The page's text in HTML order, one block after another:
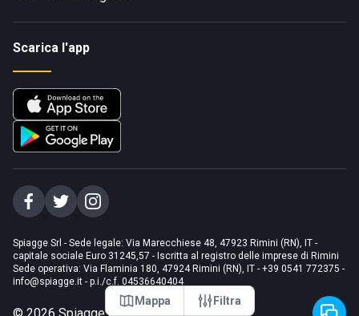
Mappa Filtra
Scarica l'app
Spiagge Srl - Sede legale: Via Marecchiese 48, 47923 Rimini (RN), IT -
capitale sociale Euro 31245,57 - Iscritta al registro delle imprese di Rimini
Sede operativa: Via Flaminia 180, 47924 Rimini (RN), IT - +39 0541 772375 -
info@spiagge.it - p.i./c.f. 04536640404